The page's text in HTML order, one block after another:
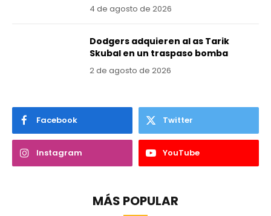
4 de agosto de 2026
Dodgers adquieren al as Tarik
Skubal en un traspaso bomba
2 de agosto de 2026
Facebook Twitter
Instagram YouTube
MÁS POPULAR